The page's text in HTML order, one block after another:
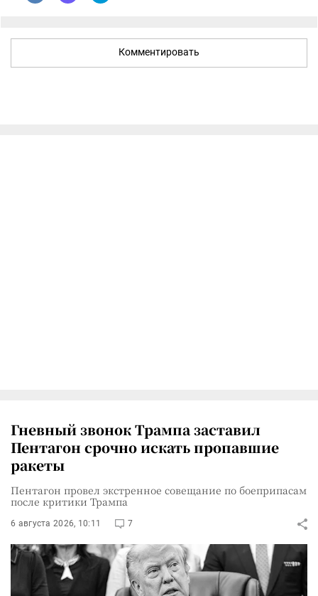
Комментировать
Гневный звонок Трампа заставил
Пентагон срочно искать пропавшие
ракеты
Пентагон провел экстренное совещание по боеприпасам
после критики Трампа
6 августа 2026, 10:11 7